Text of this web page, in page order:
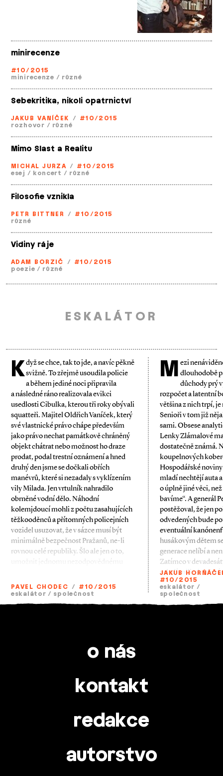
minirecenze
#10/2015
minirecenze / různé
Sebekritika, nikoli opatrnictví
JAKUB VANÍČEK / #10/2015
rozhovor / různé
Mimo Slast a Realitu
MICHAL JURZA / #10/2015
esej / koncert / různé
Filosofie vznikla
PETR BITTNER / #10/2015
různé
Vidiny ráje
ADAM BORZIČ / #10/2015
poezie / různé
ESKALÁTOR
K
dyž se chce, tak to jde, a navíc pěkně
svižně. To zřejmě usoudila policie
a během jediné noci připravila
a následné ráno realizovala evikci
usedlosti Cibulka, kterou tři roky obývali
squatteři. Majitel Oldřich Vaníček, který
své vlastnické právo chápe především
jako právo nechat památkově chráněný
objekt chátrat nebo možnost ho draze
prodat, podal trestní oznámení a hned
druhý den jsme se dočkali obřích
manévrů, které si nezadaly s vyklízením
vily Milada. Jen vrtulník nahradilo
obrněné vodní dělo. Náhodní
kolemjdoucí mohli z počtu zasahujících
těžkooděnců a přítomných policejních
vozidel usuzovat, že v sázce musí být
minimálně bezpečnost Pražanů, ne-­li
rovnou celé republiky. Šlo ale jen o to,
umožnit jednomu nezodpovědnému
PAVEL CHODEC / #10/2015
eskalátor / společnost
M
ezi
dlouhodobě
důchody prý
rozpočet a latentní
většina z nich trpí,
Senioři v tom již
sami. Obsese
Lenky Zlámalové
dostatečně známá.
koupelnových
Hospodářské
mladí nechtějí auta
o úplně jiné věci,
bavíme“. A generál
postěžoval, že jen
odvedených bude
eventuální
husákovým dětem
generace nelíbí a
Zatímco v
mladí snili o
JAKUB
#10/2015
eskalátor /
společnost
o nás
kontakt
redakce
autorstvo